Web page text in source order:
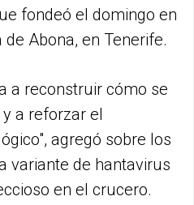
fondeó el domingo en
Abona, en Tenerife.
a reconstruir cómo se
a reforzar el
agregó sobre los
variante de hantavirus
en el crucero.